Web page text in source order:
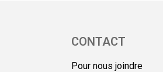
CONTACT
Pour nous joindre